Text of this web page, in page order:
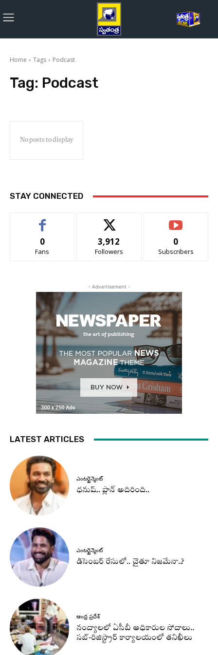
Home Tags Podcast
Tag: Podcast
No posts to display
STAY CONNECTED
0
Fans
3,912
Followers
0
Subscribers
- Advertisement -
LATEST ARTICLES
ఎంటర్టైన్మెంట్
ధనుష్‌.. ప్లాన్ అదిరింది..
ఎంటర్టైన్మెంట్
డిసెంబర్ రేసులో.. చైతూ నిజమేనా..?
ఆంధ్ర ప్రదేశ్
నంద్యాలలో ఏసీబీ అధికారుల సోదాలు..
సబ్-రిజిస్ట్రార్ కార్యాలయంలో తనిఖీలు